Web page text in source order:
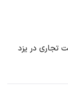
تجاری در یزد